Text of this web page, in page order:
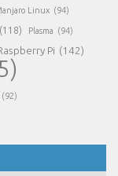
Linux (94)
(118) Plasma (94)
Pi (142)
(92)